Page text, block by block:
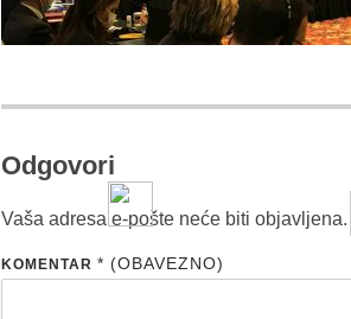
Odgovori
Vaša adresa e-pošte neće biti objavljena.
KOMENTAR * (OBAVEZNO)